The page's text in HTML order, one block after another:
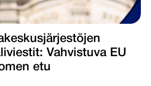
Vahvis­tuva EU
etu